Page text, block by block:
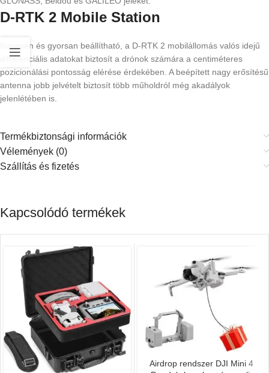
D-RTK 2 Mobile Station
Könnyen és gyorsan beállítható, a D-RTK 2 mobilállomás valós idejű
differenciális adatokat biztosít a drónok számára a centiméteres
pozicionálási pontosság elérése érdekében. A beépített nagy erősítésű
antenna jobb jelvételt biztosít több műholdról még akadályok
jelenlétében is.
Termékbiztonsági információk
Vélemények (0)
Szállítás és fizetés
Kapcsolódó termékek
Airdrop rendszer DJI Mini 4